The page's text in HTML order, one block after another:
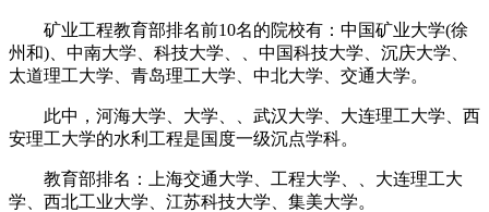
矿业工程教育部排名前10名的院校有：中国矿业大学(徐
州和)、中南大学、科技大学、、中国科技大学、沉庆大学、
太道理工大学、青岛理工大学、中北大学、交通大学。
此中，河海大学、大学、、武汉大学、大连理工大学、西
安理工大学的水利工程是国度一级沉点学科。
教育部排名：上海交通大学、工程大学、、大连理工大
学、西北工业大学、江苏科技大学、集美大学。